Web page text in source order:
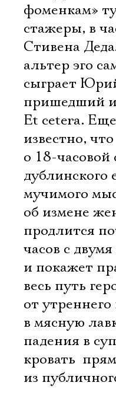
фоменкам»
стажеры, в
Стивена
альтер эго
сыграет
пришедший
Et cetera.
известно,
о 18-часовой
дублинского
мучимого
об измене
продлится
часов с
и покажет
весь путь
от утреннего
в мясную
падения в
кровать 
из